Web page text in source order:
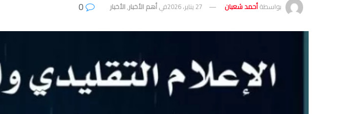
بواسطةأحمد شعبان 27 يناير، 2026 فيأهم الأخبار,الأخبار